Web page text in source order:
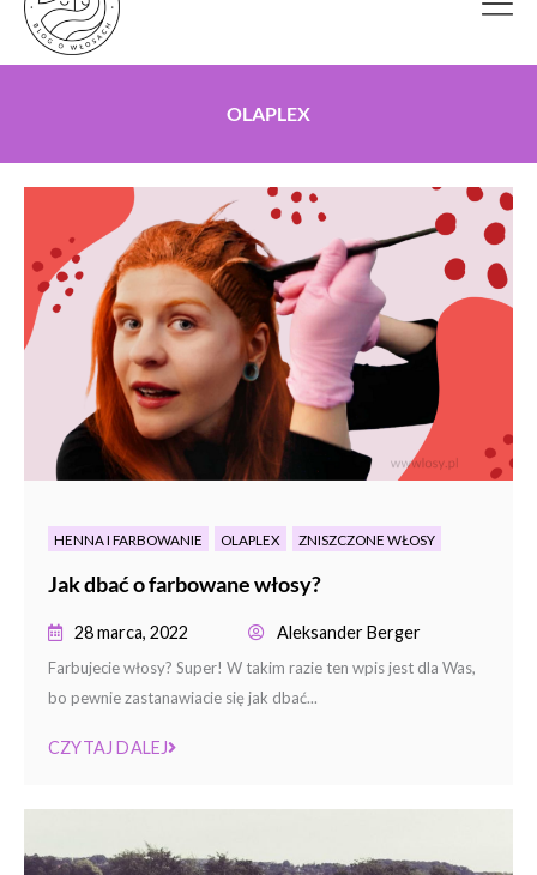
OLAPLEX
HENNA I FARBOWANIE OLAPLEX ZNISZCZONE WŁOSY
Jak dbać o farbowane włosy?
28 marca, 2022 Aleksander Berger
Farbujecie włosy? Super! W takim razie ten wpis jest dla Was,
bo pewnie zastanawiacie się jak dbać...
CZYTAJ DALEJ